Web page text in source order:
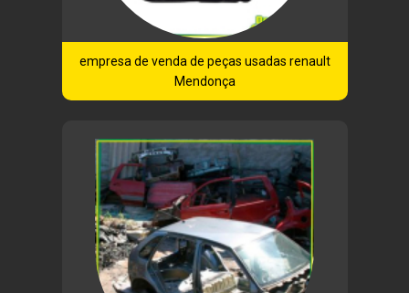
empresa de venda de peças usadas renault
Mendonça